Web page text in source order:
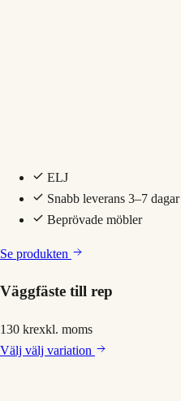
ELJ
Snabb leverans 3–7 dagar
Beprövade möbler
Se produkten
Väggfäste till rep
130 krexkl. moms
Välj välj variation